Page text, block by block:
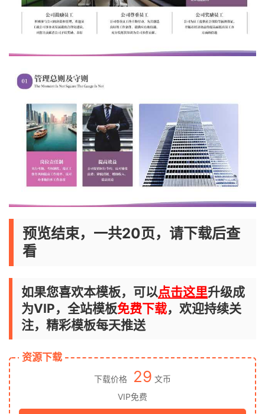
预览结束，一共20页，请下载后查
看
如果您喜欢本模板，可以点击这里升级成
为VIP，全站模板免费下载，欢迎持续关
注，精彩模板每天推送
资源下载
下载价格 29 文币
VIP免费